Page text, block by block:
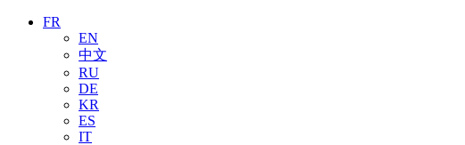
FR
EN
中文
RU
DE
KR
ES
IT